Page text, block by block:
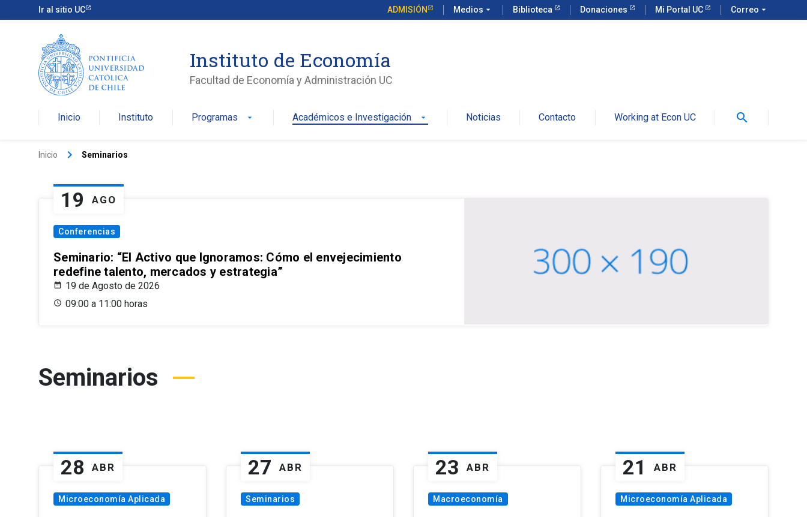
Ir al sitio UC ADMISIÓN Medios arrow_drop_down Biblioteca Donaciones Mi Portal UC Correo arrow_drop_down
Instituto de Economía
Facultad de Economía y Administración UC
Inicio Instituto Programas arrow_drop_down Académicos e Investigación arrow_drop_down Noticias Contacto Working at Econ UC search
Inicio keyboard_arrow_right Seminarios
19 AGO
Conferencias
Seminario: “El Activo que Ignoramos: Cómo el envejecimiento
redefine talento, mercados y estrategia”
19 de Agosto de 2026
09:00 a 11:00 horas
Seminarios
28 ABR
Microeconomía Aplicada
27 ABR
Seminarios
23 ABR
Macroeconomía
21 ABR
Microeconomía Aplicada